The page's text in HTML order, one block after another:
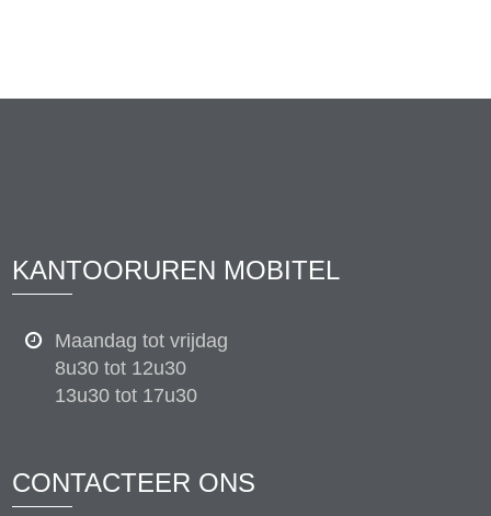
KANTOORUREN MOBITEL
Maandag tot vrijdag
8u30 tot 12u30
13u30 tot 17u30
CONTACTEER ONS